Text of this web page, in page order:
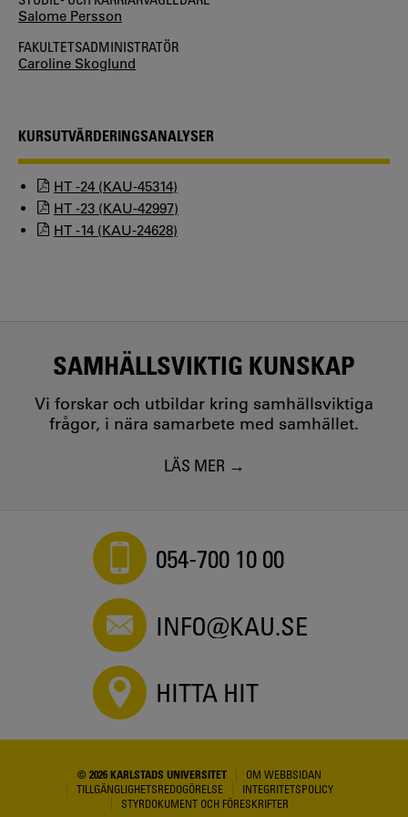
Salome Persson
FAKULTETSADMINISTRATÖR
Caroline Skoglund
KURSUTVÄRDERINGSANALYSER
HT -24 (KAU-45314)
HT -23 (KAU-42997)
HT -14 (KAU-24628)
SAMHÄLLSVIKTIG KUNSKAP
Vi forskar och utbildar kring samhällsviktiga
frågor, i nära samarbete med samhället.
LÄS MER
054-700 10 00
INFO@KAU.SE
HITTA HIT
© 2026 KARLSTADS UNIVERSITET
OM WEBBSIDAN
TILLGÄNGLIGHETSREDOGÖRELSE
INTEGRITETSPOLICY
STYRDOKUMENT OCH FÖRESKRIFTER